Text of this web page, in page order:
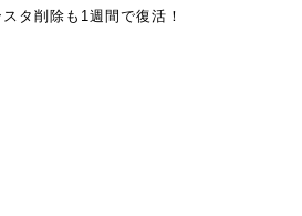
タ削除も1週間で復活！